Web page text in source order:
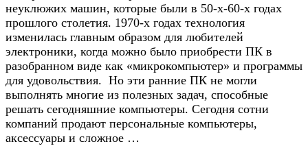
неуклюжих машин, которые были в 50-х-60-х годах
прошлого столетия. 1970-х годах технология
изменилась главным образом для любителей
электроники, когда можно было приобрести ПК в
разобранном виде как «микрокомпьютер» и программы
для удовольствия. Но эти ранние ПК не могли
выполнять многие из полезных задач, способные
решать сегодняшние компьютеры. Сегодня сотни
компаний продают персональные компьютеры,
аксессуары и сложное …